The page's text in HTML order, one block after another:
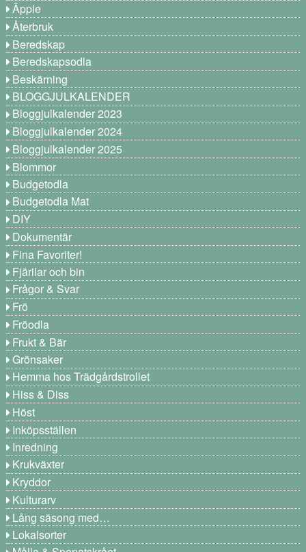
Äpple
Återbruk
Beredskap
Beredskapsodla
Beskärning
BLOGGJULKALENDER
Bloggjulkalender 2023
Bloggjulkalender 2024
Bloggjulkalender 2025
Blommor
Budgetodla
Budgetodla Mat
DIY
Dokumentär
Fina Favoriter!
Fjärilar och bin
Frågor & Svar
Frö
Fröodla
Frukt & Bär
Grönsaker
Hemma hos Trädgårdstrollet
Hiss & Diss
Höst
Inköpsställen
Inredning
Krukväxter
Kryddor
Kulturarv
Lång säsong med…
Lokalsorter